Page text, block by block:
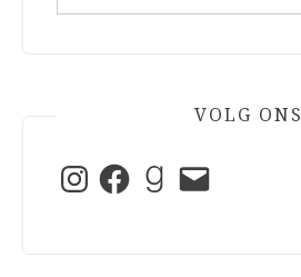
VOLG ONS
InstagramFacebookGoodreads
E-
mail